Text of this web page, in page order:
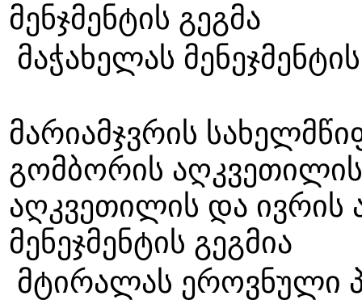
მაჭახელას
მარიამჯვრის
გომბორის
აღკვეთილის და ივრის
მენეჯმენტის გეგმია
მტირალას ეროვნული